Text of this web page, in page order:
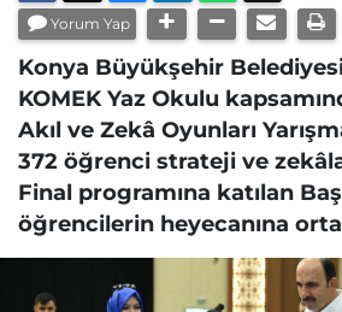
Yorum Yap
Konya Büyükşehir
KOMEK Yaz Okulu
Akıl ve Zekâ Oyunları
372 öğrenci strateji ve
Final programına katılan
öğrencilerin heyecanına